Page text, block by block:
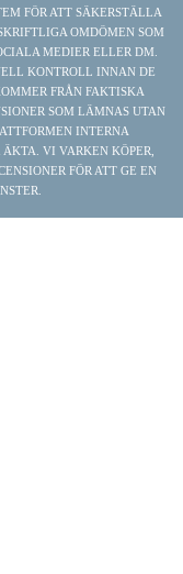
FÖR ATT SÄKERSTÄLLA
OMDÖMEN SOM
MEDIER ELLER DM.
KONTROLL INNAN DE
FRÅN FAKTISKA
SOM LÄMNAS UTAN
INTERNA
VI VARKEN KÖPER,
FÖR ATT GE EN